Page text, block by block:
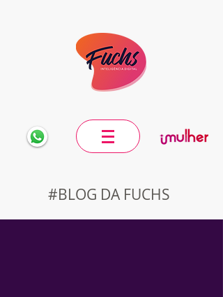
#BLOG DA FUCHS